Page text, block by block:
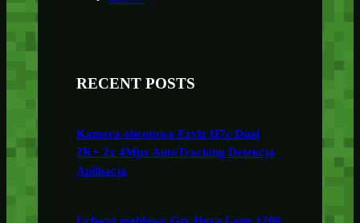
RECENT POSTS
Kamera obrotowa Ezviz H7c Dual
2K+ 2x 4Mpx AutoTracking Detekcja
Aplikacja